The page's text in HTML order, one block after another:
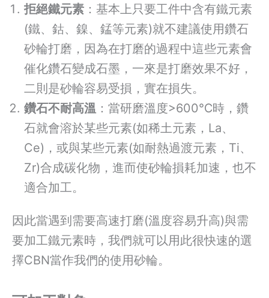
拒絕鐵元素 ：基本上只要工件中含有鐵元素
(鐵、鈷、鎳、錳等元素)就不建議使用鑽石
砂輪打磨，因為在打磨的過程中這些元素會
催化鑽石變成石墨，一來是打磨效果不好，
二則是砂輪容易受損，實在損失。
鑽石不耐高溫 ：當研磨溫度>600℃時，鑽
石就會溶於某些元素(如稀土元素，La、
Ce)，或與某些元素(如耐熱過渡元素，Ti、
Zr)合成碳化物，進而使砂輪損耗加速，也不
適合加工。
因此當遇到需要高速打磨(溫度容易升高)與需
要加工鐵元素時，我們就可以用此很快速的選
擇CBN當作我們的使用砂輪。